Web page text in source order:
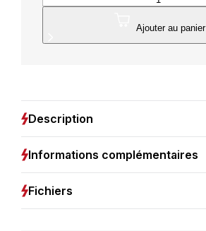
de
de
design
G9
10W
IP20
Ajouter au panier
Description
Informations complémentaires
Fichiers